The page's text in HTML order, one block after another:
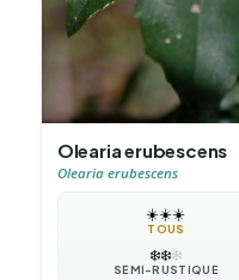
Olearia erubescens
Olearia erubescens
☀️☀️☀️
TOUS
❄️❄️❄️
SEMI-RUSTIQUE